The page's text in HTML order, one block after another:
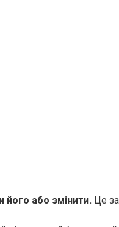
його або змінити. Це